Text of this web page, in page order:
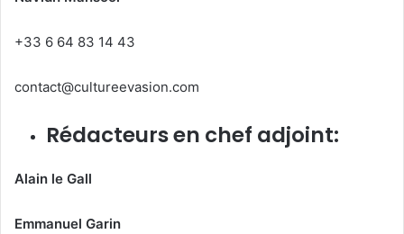
+33 6 64 83 14 43
contact@cultureevasion.com
Rédacteurs en chef adjoint:
Alain le Gall
Emmanuel Garin